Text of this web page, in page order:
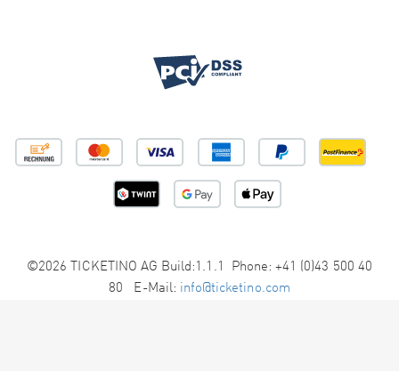
©2026 TICKETINO AG Build:1.1.1 Phone: +41 (0)43 500 40
80 E-Mail: info@ticketino.com